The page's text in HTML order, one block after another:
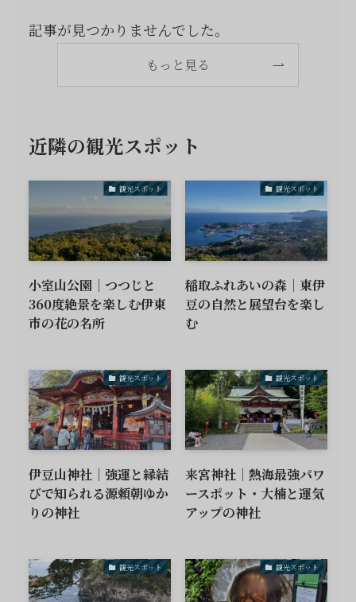
記事が見つかりませんでした。
もっと見る
近隣の観光スポット
観光スポット
小室山公園｜つつじと
360度絶景を楽しむ伊東
市の花の名所
観光スポット
稲取ふれあいの森｜東伊
豆の自然と展望台を楽し
む
観光スポット
伊豆山神社｜強運と縁結
びで知られる源頼朝ゆか
りの神社
観光スポット
来宮神社｜熱海最強パワ
ースポット・大楠と運気
アップの神社
観光スポット 観光スポット